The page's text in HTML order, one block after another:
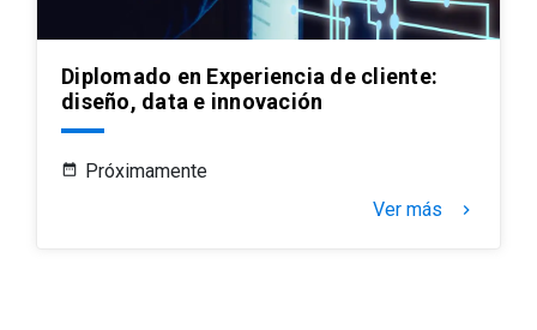
Diplomado en Experiencia de cliente:
diseño, data e innovación
Próximamente
Ver más
keyboard_arrow_right